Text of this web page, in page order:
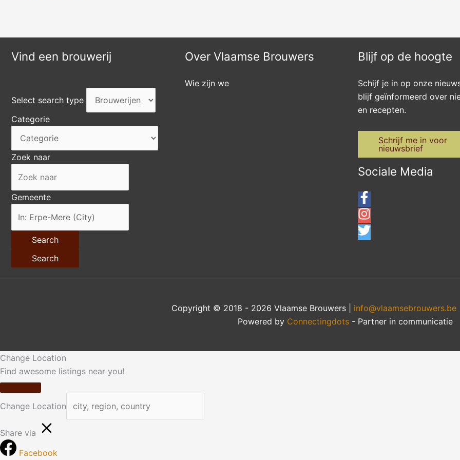
Vind een brouwerij
Select search type
Categorie
Zoek naar
Gemeente
Search
Search
Over Vlaamse Brouwers
Wie zijn we
Blijf op de hoogte
Schijf je in op onze
blijf geïnformeerd over
en recepten.
Schrijf me in voor
nieuwsbrief
Sociale Media
Copyright © 2018 - 2026 Vlaamse Brouwers | info@vlaamsebrouwers.be
Powered by Connectingdots- Partner in communicatie
Change Location
Find awesome listings near you!
Change Location
Share via
Facebook